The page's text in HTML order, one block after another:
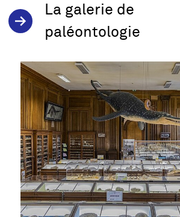
La galerie de
paléontologie